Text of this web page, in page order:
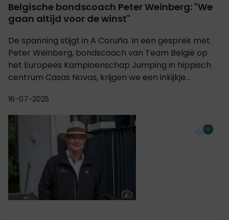
Belgische bondscoach Peter Weinberg: "We
gaan altijd voor de winst"
De spanning stijgt in A Coruña. In een gesprek met
Peter Weinberg, bondscoach van Team België op
het Europees Kampioenschap Jumping in hippisch
centrum Casas Novas, krijgen we een inkijkje...
16-07-2025